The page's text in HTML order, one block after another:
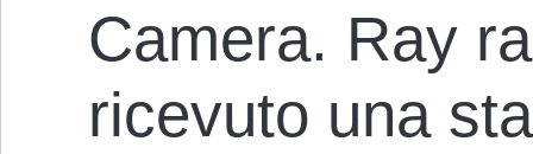
Camera. Ray
ricevuto una